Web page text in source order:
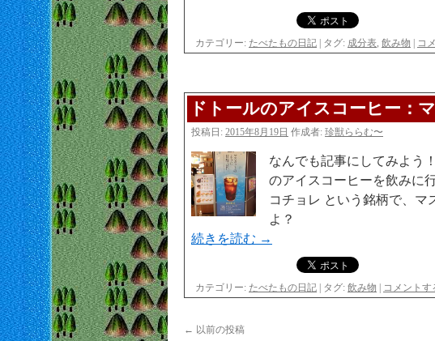
カテゴリー: たべたもの日記 タグ: 成分表, 飲み物 コ
ドトールのアイスコーヒー：
投稿日: 2015年8月19日 作成者: 珍獣ららむ〜
なんでも記事にしてみよう
のアイスコーヒーを飲みに
コチョレ という銘柄で、マ
よ？
続きを読む →
カテゴリー: たべたもの日記 タグ: 飲み物 コメントす
← 以前の投稿